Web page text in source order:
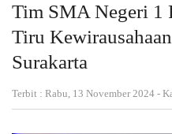
Tim SMA Negeri 1
Tiru
Surakarta
Terbit : Rabu, 13 November 2024 -